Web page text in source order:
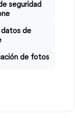
seguridad
datos de
de fotos